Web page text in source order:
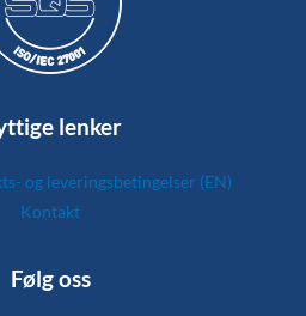
lenker
og leveringsbetingelser (EN)
Kontakt
Følg oss